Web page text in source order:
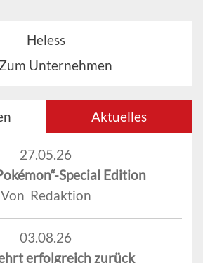
Heless
Zum Unternehmen
Aktuelles
27.05.26
Special Edition
Von Redaktion
03.08.26
erfolgreich zurück